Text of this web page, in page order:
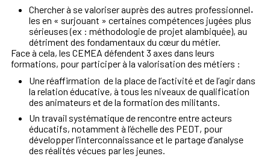
Chercher à se valoriser auprès des autres professionnel·
les en « surjouant » certaines compétences jugées plus
sérieuses (ex : méthodologie de projet alambiquée), au
détriment des fondamentaux du cœur du métier.
Face à cela, les CEMEA défendent 3 axes dans leurs
formations, pour participer à la valorisation des métiers :
Une réaffirmation de la place de l’activité et de l’agir dans
la relation éducative, à tous les niveaux de qualification
des animateurs et de la formation des militants.
Un travail systématique de rencontre entre acteurs
éducatifs, notamment à l’échelle des PEDT, pour
développer l’interconnaissance et le partage d’analyse
des réalités vécues par les jeunes.